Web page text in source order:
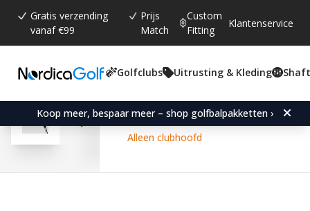
Gratis verzending
vanaf €99
Prijs
Match
Custom
Fitting
Klantenservice
Golfclubs Uitrusting & Kleding
Koop meer, bespaar meer – shop golfbalpakketten ›
Gemiddelde beoordeling:
4.6 (aantal stemmen:
205)
Acer XB Satin Wedge-
Alleen clubhoofd